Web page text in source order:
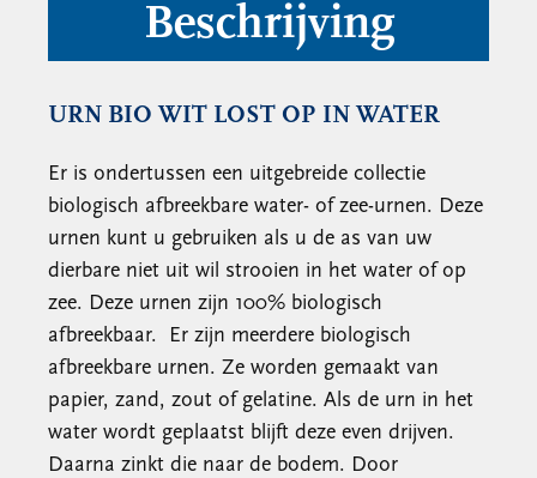
Beschrijving
URN BIO WIT LOST OP IN WATER
Er is ondertussen een uitgebreide collectie
biologisch afbreekbare water- of zee-urnen. Deze
urnen kunt u gebruiken als u de as van uw
dierbare niet uit wil strooien in het water of op
zee. Deze urnen zijn 100% biologisch
afbreekbaar. Er zijn meerdere biologisch
afbreekbare urnen. Ze worden gemaakt van
papier, zand, zout of gelatine. Als de urn in het
water wordt geplaatst blijft deze even drijven.
Daarna zinkt die naar de bodem. Door